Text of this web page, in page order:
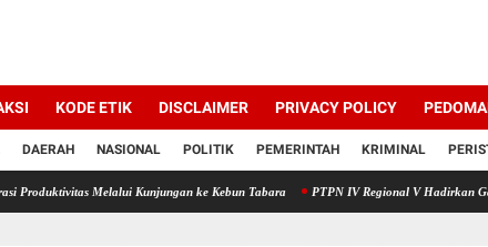
KODE ETIK DISCLAIMER PRIVACY POLICY
DAERAH NASIONAL POLITIK PEMERINTAH KRIMINAL
Melalui Kunjungan ke Kebun Tabara PTPN IV Regional V Hadirkan Galeri